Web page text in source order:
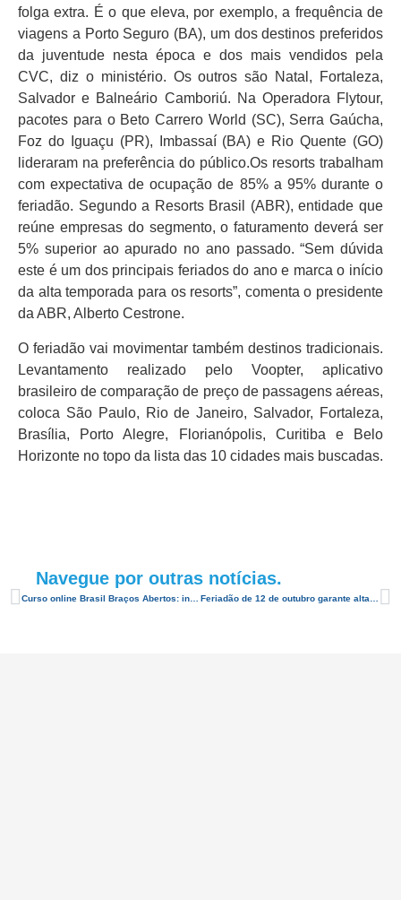
folga extra. É o que eleva, por exemplo, a frequência de
viagens a Porto Seguro (BA), um dos destinos preferidos
da juventude nesta época e dos mais vendidos pela
CVC, diz o ministério. Os outros são Natal, Fortaleza,
Salvador e Balneário Camboriú. Na Operadora Flytour,
pacotes para o Beto Carrero World (SC), Serra Gaúcha,
Foz do Iguaçu (PR), Imbassaí (BA) e Rio Quente (GO)
lideraram na preferência do público.Os resorts trabalham
com expectativa de ocupação de 85% a 95% durante o
feriadão. Segundo a Resorts Brasil (ABR), entidade que
reúne empresas do segmento, o faturamento deverá ser
5% superior ao apurado no ano passado. “Sem dúvida
este é um dos principais feriados do ano e marca o início
da alta temporada para os resorts”, comenta o presidente
da ABR, Alberto Cestrone.
O feriadão vai movimentar também destinos tradicionais.
Levantamento realizado pelo Voopter, aplicativo
brasileiro de comparação de preço de passagens aéreas,
coloca São Paulo, Rio de Janeiro, Salvador, Fortaleza,
Brasília, Porto Alegre, Florianópolis, Curitiba e Belo
Horizonte no topo da lista das 10 cidades mais buscadas.
Navegue por outras notícias.